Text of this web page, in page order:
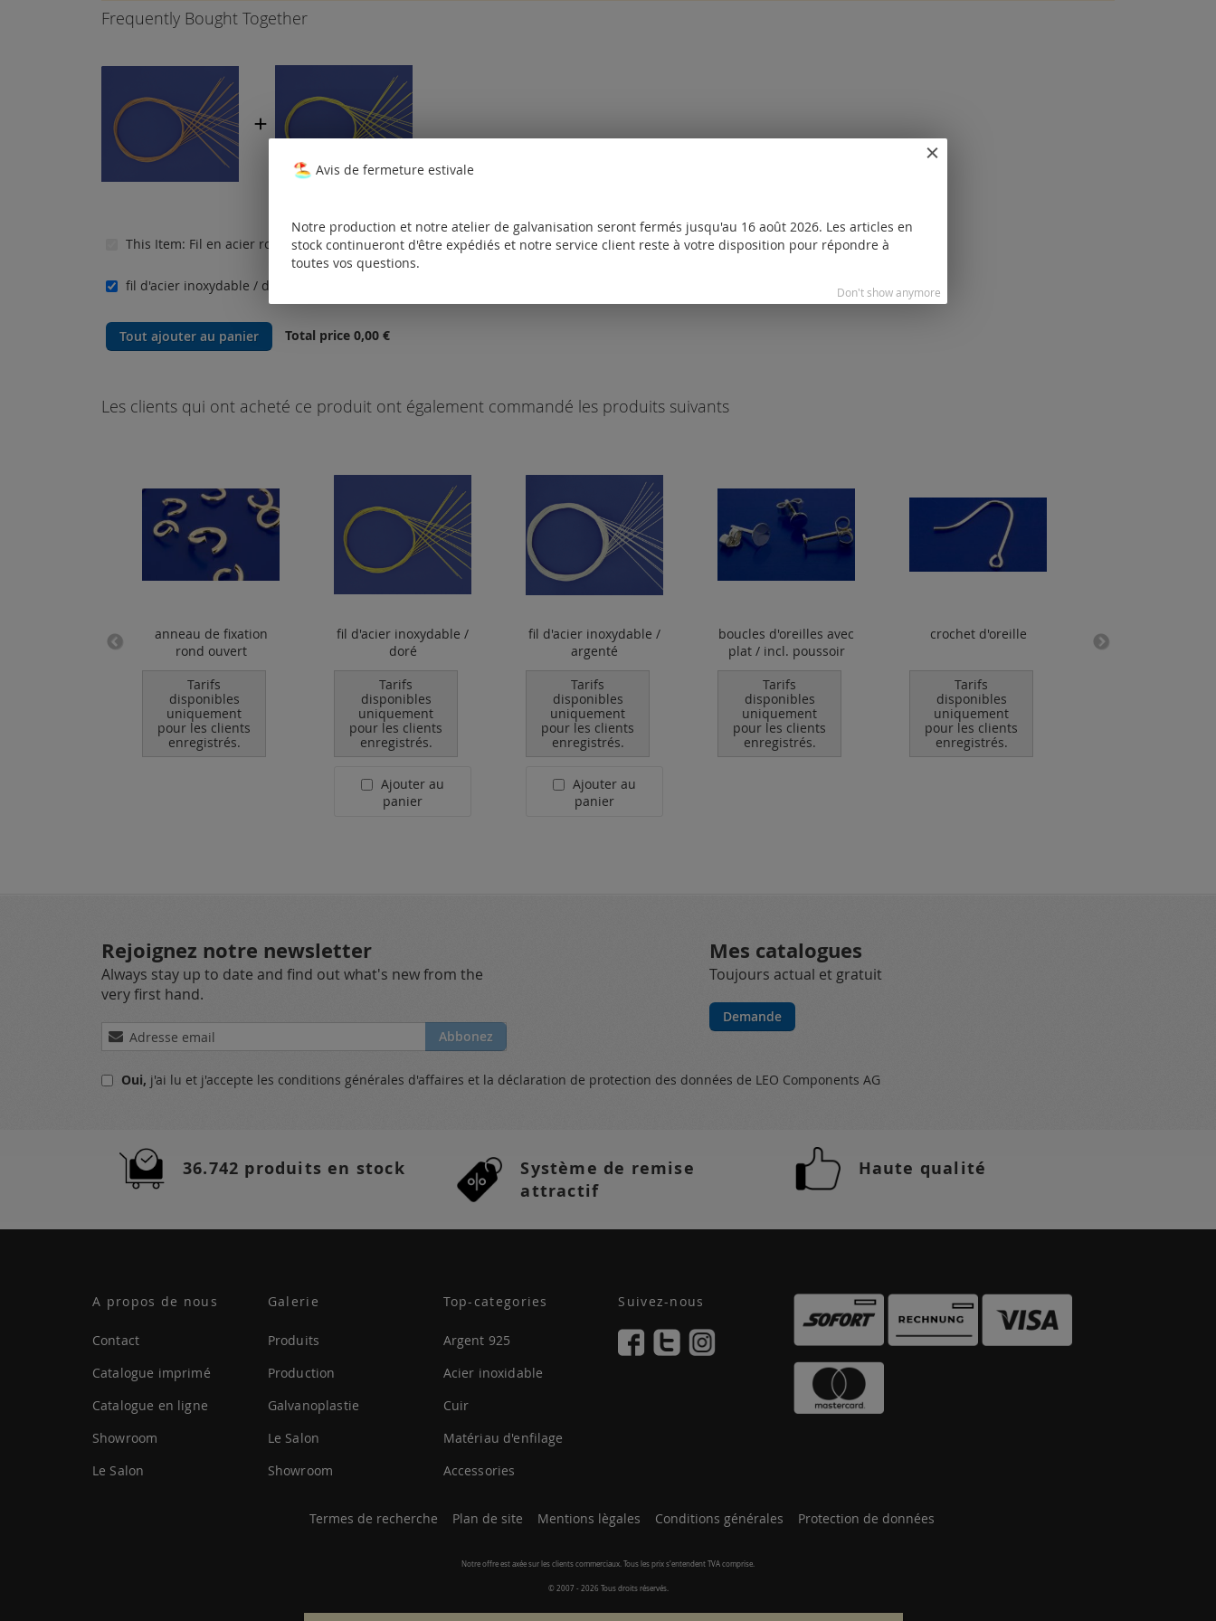
Frequently Bought Together
This Item: Fil en acier rosé sans gaine de nylon Tarifs disponibles uniquement pour les clients enregistrés.
fil d'acier inoxydable / doré
Tout ajouter au panier Total price 0,00 €
Les clients qui ont acheté ce produit ont également commandé les produits suivants
anneau de fixation
rond ouvert
Tarifs
disponibles
uniquement
pour les clients
enregistrés.
fil d'acier inoxydable /
doré
Tarifs
disponibles
uniquement
pour les clients
enregistrés.
Ajouter au
panier
fil d'acier inoxydable /
argenté
Tarifs
disponibles
uniquement
pour les clients
enregistrés.
Ajouter au
panier
boucles d'oreilles avec
plat / incl. poussoir
Tarifs
disponibles
uniquement
pour les clients
enregistrés.
crochet d'oreille
Tarifs
disponibles
uniquement
pour les clients
enregistrés.
Soft Flex .014 /
Rejoignez notre newsletter
Always stay up to date and find out what's new from the
very first hand.
Inscription
à
lettre
Abbonez
Mes catalogues
Toujours actual et gratuit
Demande
Oui, j'ai lu et j'accepte les conditions générales d'affaires et la déclaration de protection des données de LEO Components AG
36.742 produits en stock
Système de remise
attractif
Haute qualité
A propos de nous
Contact
Catalogue imprimé
Catalogue en ligne
Showroom
Le Salon
Galerie
Produits
Production
Galvanoplastie
Le Salon
Showroom
Top-categories
Argent 925
Acier inoxidable
Cuir
Matériau d'enfilage
Accessories
Suivez-nous
Termes de recherche Plan de site Mentions lègales Conditions générales Protection de données
Notre offre est axée sur les clients commerciaux. Tous les prix s'entendent TVA comprise.
© 2007 - 2026 Tous droits réservés.
Avis de fermeture estivale
Notre production et notre atelier de galvanisation seront fermés jusqu'au 16 août 2026. Les articles en
stock continueront d'être expédiés et notre service client reste à votre disposition pour répondre à
toutes vos questions.
Don't show anymore